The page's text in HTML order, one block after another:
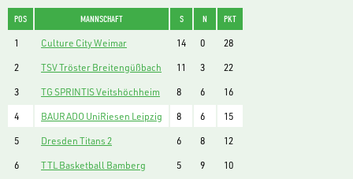
POS MANNSCHAFT S N PKT
1 Culture City Weimar 14 0
28
2
TSV Tröster Breitengüßbach 11 3
22
3
TG SPRINTIS Veitshöchheim 8 6
16
4
BAURADO UniRiesen Leipzig 8 6
15
5
Dresden Titans 2 6 8
12
6
TTL Basketball Bamberg 5 9
10